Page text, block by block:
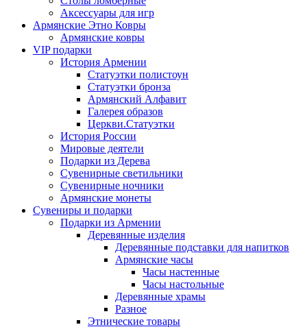
Аксессуары для игр
Армянские Этно Ковры
Армянские ковры
VIP подарки
История Армении
Статуэтки полистоун
Статуэтки бронза
Армянский Алфавит
Галерея образов
Церкви.Статуэтки
История России
Мировые деятели
Подарки из Дерева
Сувенирные светильники
Сувенирные ночники
Армянские монеты
Сувениры и подарки
Подарки из Армении
Деревянные изделия
Деревянные подставки для напитков
Армянские часы
Часы настенные
Часы настольные
Деревянные храмы
Разное
Этнические товары